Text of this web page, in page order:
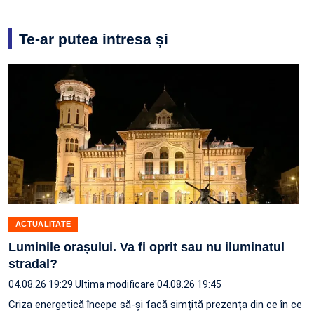
Te-ar putea intresa și
ACTUALITATE
Luminile orașului. Va fi oprit sau nu iluminatul
stradal?
04.08.26 19:29 Ultima modificare 04.08.26 19:45
Criza energetică începe să-și facă simțită prezența din ce în ce